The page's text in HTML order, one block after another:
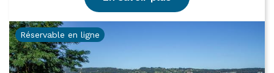
Réservable en ligne